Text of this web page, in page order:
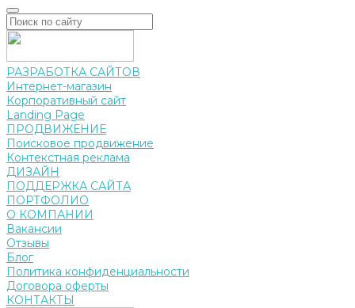
РАЗРАБОТКА САЙТОВ
Интернет-магазин
Корпоративный сайт
Landing Page
ПРОДВИЖЕНИЕ
Поисковое продвижение
Контекстная реклама
ДИЗАЙН
ПОДДЕРЖКА САЙТА
ПОРТФОЛИО
О КОМПАНИИ
Вакансии
Отзывы
Блог
Политика конфиденциальности
Договора оферты
КОНТАКТЫ